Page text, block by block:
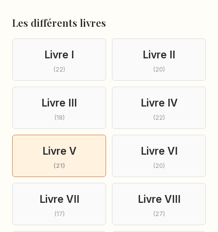
Les différents livres
Livre I
(22)
Livre II
(20)
Livre III
(18)
Livre IV
(22)
Livre V
(21)
Livre VI
(20)
Livre VII
(17)
Livre VIII
(27)